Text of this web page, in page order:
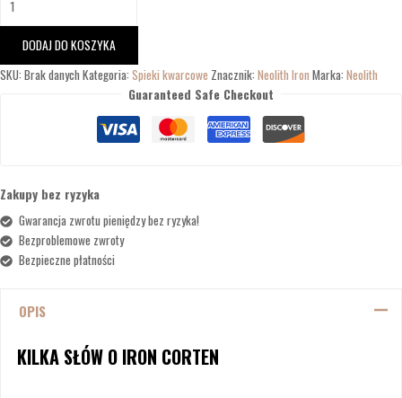
DODAJ DO KOSZYKA
SKU: Brak danych Kategoria: Spieki kwarcowe Znacznik: Neolith Iron Marka: Neolith
Guaranteed Safe Checkout
Zakupy bez ryzyka
Gwarancja zwrotu pieniędzy bez ryzyka!
Bezproblemowe zwroty
Bezpieczne płatności
OPIS
KILKA SŁÓW O IRON CORTEN